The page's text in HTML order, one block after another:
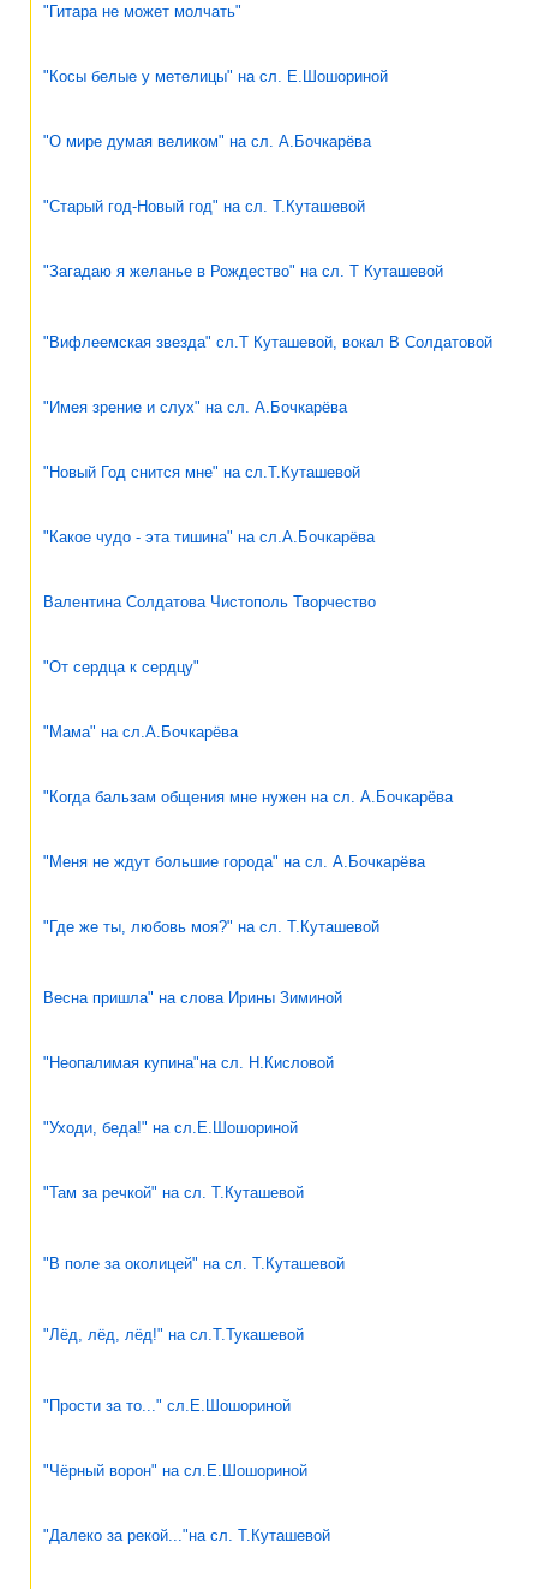
"Гитара не может молчать"
"Косы белые у метелицы" на сл. Е.Шошориной
"О мире думая великом" на сл. А.Бочкарёва
"Старый год-Новый год" на сл. Т.Куташевой
"Загадаю я желанье в Рождество" на сл. Т Куташевой
"Вифлеемская звезда" сл.Т Куташевой, вокал В Солдатовой
"Имея зрение и слух" на сл. А.Бочкарёва
"Новый Год снится мне" на сл.Т.Куташевой
"Какое чудо - эта тишина" на сл.А.Бочкарёва
Валентина Солдатова Чистополь Творчество
"От сердца к сердцу"
"Мама" на сл.А.Бочкарёва
"Когда бальзам общения мне нужен на сл. А.Бочкарёва
"Меня не ждут большие города" на сл. А.Бочкарёва
"Где же ты, любовь моя?" на сл. Т.Куташевой
Весна пришла" на слова Ирины Зиминой
"Неопалимая купина"на сл. Н.Кисловой
"Уходи, беда!" на сл.Е.Шошориной
"Там за речкой" на сл. Т.Куташевой
"В поле за околицей" на сл. Т.Куташевой
"Лёд, лёд, лёд!" на сл.Т.Тукашевой
"Прости за то..." сл.Е.Шошориной
"Чёрный ворон" на сл.Е.Шошориной
"Далеко за рекой..."на сл. Т.Куташевой